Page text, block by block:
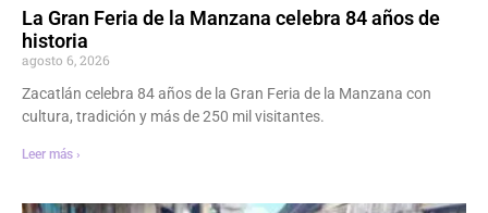
La Gran Feria de la Manzana celebra 84 años de
historia
agosto 6, 2026
Zacatlán celebra 84 años de la Gran Feria de la Manzana con
cultura, tradición y más de 250 mil visitantes.
Leer más ›